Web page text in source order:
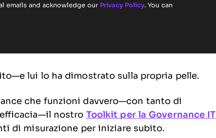
emails and acknowledge our Privacy Policy. You can
lui lo ha dimostrato sulla propria pelle.
che funzioni davvero—con tanto di
efficacia—il nostro Toolkit per la Governance IT
di misurazione per iniziare subito.